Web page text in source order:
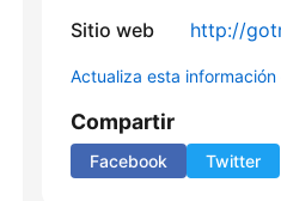
Sitio web http://
Actualiza esta
Compartir
Facebook Twitter